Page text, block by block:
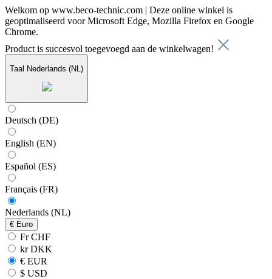
Welkom op www.beco-technic.com | Deze online winkel is
geoptimaliseerd voor Microsoft Edge, Mozilla Firefox en Google
Chrome.
Product is succesvol toegevoegd aan de winkelwagen!
Taal Nederlands (NL)
Deutsch (DE)
English (EN)
Español (ES)
Français (FR)
Nederlands (NL)
€ Euro
Fr CHF
kr DKK
€ EUR
$ USD